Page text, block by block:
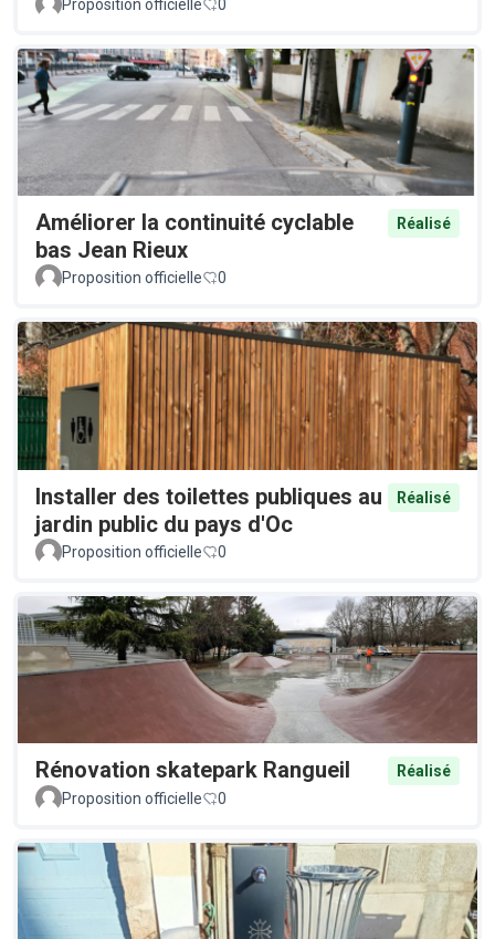
Proposition officielle 0
Améliorer la continuité cyclable
bas Jean Rieux
Réalisé
Proposition officielle 0
Installer des toilettes publiques au
jardin public du pays d'Oc
Réalisé
Proposition officielle 0
Rénovation skatepark Rangueil
Réalisé
Proposition officielle
0